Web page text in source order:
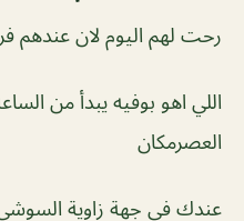
رحت لهم اليوم لان عندهم
العصرمكان
عندك في جهة زاوية